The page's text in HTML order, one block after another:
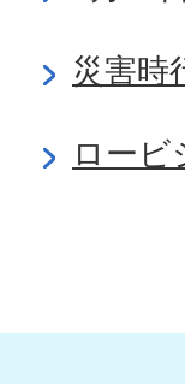
災害時
ロービ